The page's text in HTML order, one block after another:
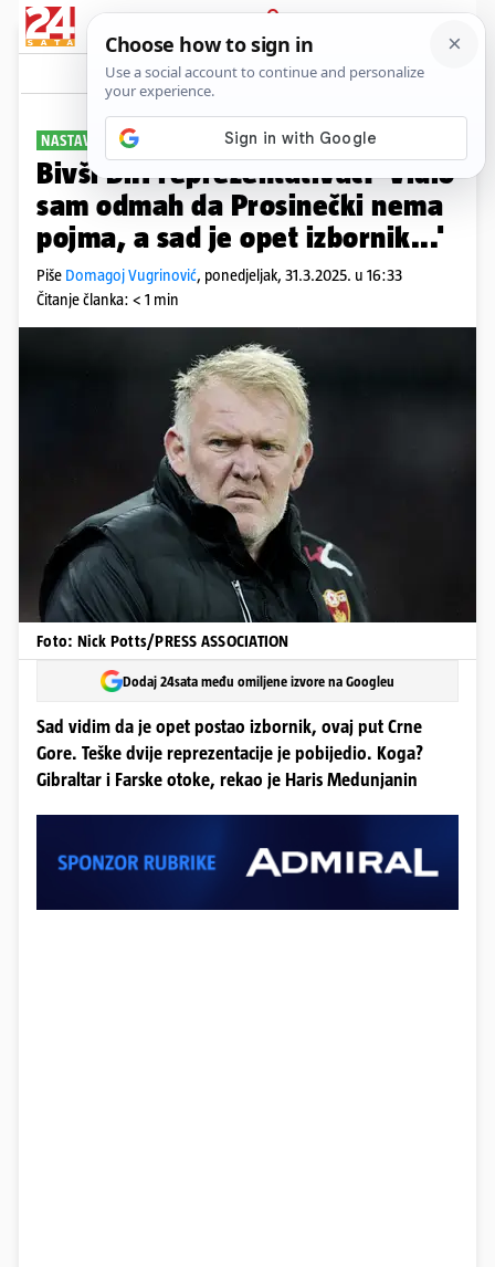
PRIJAVA
Sport Komentari
NASTAVLJA SUKOB
Bivši BiH reprezentativac: 'Vidio
sam odmah da Prosinečki nema
pojma, a sad je opet izbornik...'
Piše Domagoj Vugrinović, ponedjeljak, 31.3.2025. u 16:33
Čitanje članka: < 1 min
Foto: Nick Potts/PRESS ASSOCIATION
Dodaj 24sata među omiljene izvore na Googleu
Sad vidim da je opet postao izbornik, ovaj put Crne
Gore. Teške dvije reprezentacije je pobijedio. Koga?
Gibraltar i Farske otoke, rekao je Haris Medunjanin